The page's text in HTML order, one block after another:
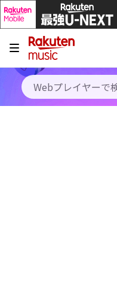
キャンペーン
料金プラン
使い方